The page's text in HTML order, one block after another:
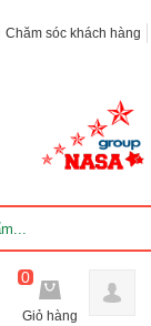
Chăm sóc khách hàng
0
Giỏ hàng